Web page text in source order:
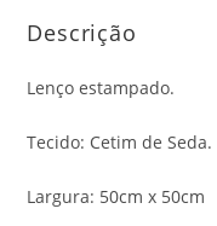
Descrição
Lenço estampado.
Tecido: Cetim de Seda.
Largura: 50cm x 50cm